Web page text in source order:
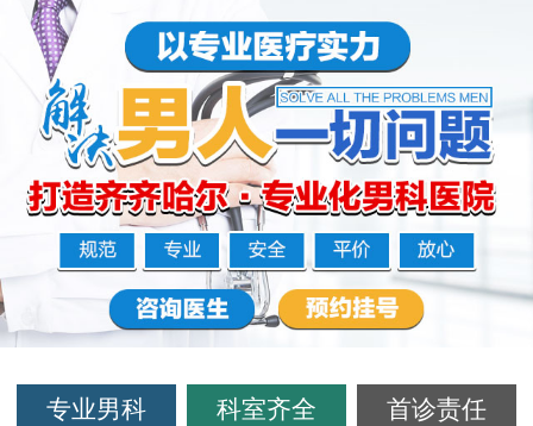
专业男科 科室齐全 首诊责任